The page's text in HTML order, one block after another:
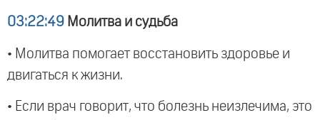
03:22:49 Молитва и судьба
• Молитва помогает восстановить здоровье и
двигаться к жизни.
• Если врач говорит, что болезнь неизлечима, это